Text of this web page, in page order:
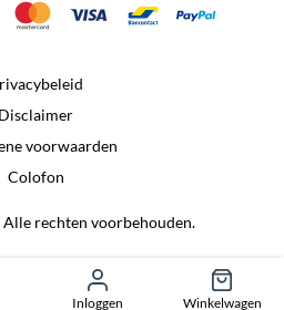
rechten voorbehouden.
Disclaimer
voorwaarden
Colofon
door: Dtch. Digitals
Inloggen Winkelwagen